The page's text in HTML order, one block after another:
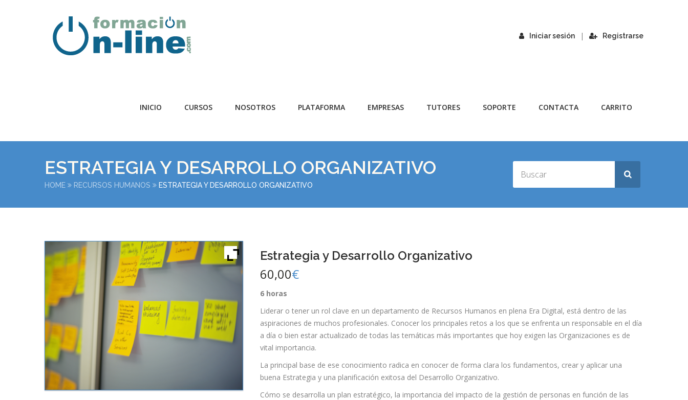
Iniciar sesión | Registrarse
INICIO CURSOS NOSOTROS PLATAFORMA EMPRESAS TUTORES SOPORTE CONTACTA CARRITO
ESTRATEGIA Y DESARROLLO ORGANIZATIVO
HOME RECURSOS HUMANOS ESTRATEGIA Y DESARROLLO ORGANIZATIVO
Estrategia y Desarrollo Organizativo
60,00€
6 horas
Liderar o tener un rol clave en un departamento de Recursos Humanos en plena Era Digital, está dentro de las
aspiraciones de muchos profesionales. Conocer los principales retos a los que se enfrenta un responsable en el día
a día o bien estar actualizado de todas las temáticas más importantes que hoy exigen las Organizaciones es de
vital importancia.
La principal base de ese conocimiento radica en conocer de forma clara los fundamentos, crear y aplicar una
buena Estrategia y una planificación exitosa del Desarrollo Organizativo.
Cómo se desarrolla un plan estratégico, la importancia del impacto de la gestión de personas en función de las